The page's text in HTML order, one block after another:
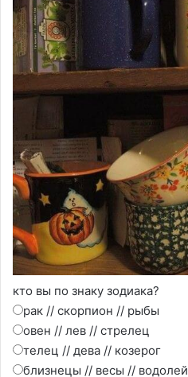
кто вы по знаку зодиака?
рак // скорпион // рыбы
овен // лев // стрелец
телец // дева // козерог
близнецы // весы // водолей